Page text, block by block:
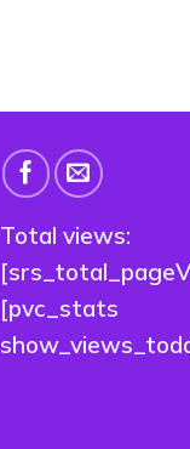
Total views:
[pvc_stats